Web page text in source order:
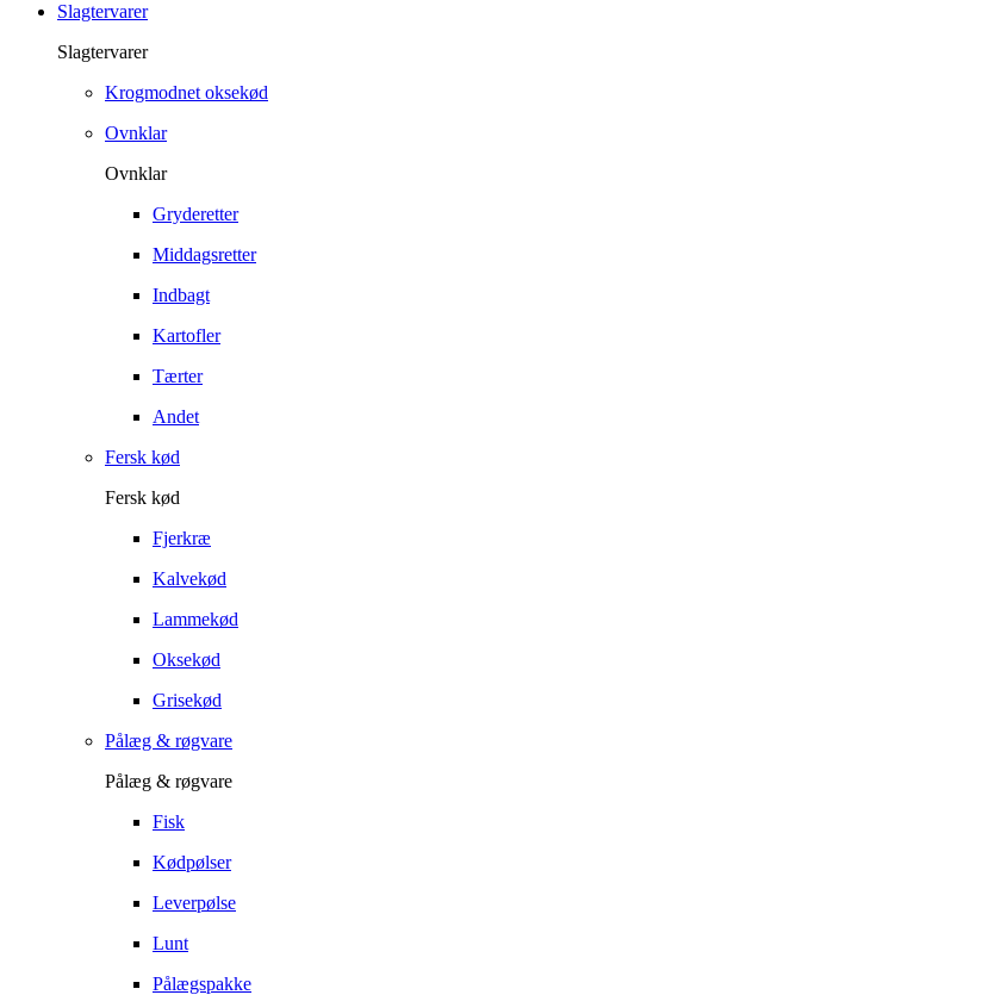
Slagtervarer
Slagtervarer
Krogmodnet oksekød
Ovnklar
Ovnklar
Gryderetter
Middagsretter
Indbagt
Kartofler
Tærter
Andet
Fersk kød
Fersk kød
Fjerkræ
Kalvekød
Lammekød
Oksekød
Grisekød
Pålæg & røgvare
Pålæg & røgvare
Fisk
Kødpølser
Leverpølse
Lunt
Pålægspakke